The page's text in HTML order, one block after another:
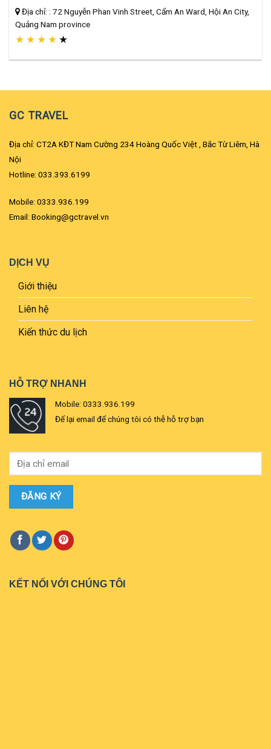
Địa chỉ: : 72 Nguyễn Phan Vinh Street, Cẩm An Ward, Hội An City,
Quảng Nam province
★ ★ ★ ★ ★
GC TRAVEL
Địa chỉ: CT2A KĐT Nam Cường 234 Hoàng Quốc Việt , Bắc Từ Liêm, Hà
Nội
Hotline: 033.393.6199
Mobile: 0333.936.199
Email: Booking@gctravel.vn
DỊCH VỤ
Giới thiệu
Liên hệ
Kiến thức du lịch
HỖ TRỢ NHANH
Mobile: 0333.936.199
Để lại email để chúng tôi có thễ hỗ trợ bạn
KẾT NỐI VỚI CHÚNG TÔI